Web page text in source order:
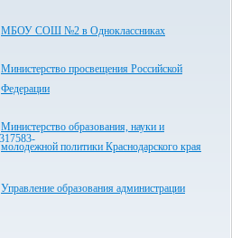
МБОУ СОШ №2 в Одноклассниках
Министерство просвещения Российской
Федерации
Министерство образования, науки и
молодежной политики Краснодарского края
Управление образования администрации